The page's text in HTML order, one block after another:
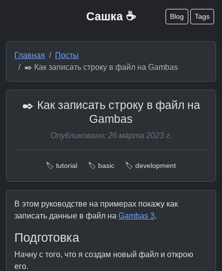
Сашка ☕ Blog Tags
Главная
Посты
✒️ Как записать строку в файл на Gambas
✒️ Как записать строку в файл на
Gambas
Опубликовано: 26 марта 2023 г.
🏷️ tutorial 🏷️ basic 🏷️ development
В этом руководстве на примерах покажу как
записать данные в файл на Gambas 3.
Подготовка
Начну с того, что я создам новый файл и открою
его.